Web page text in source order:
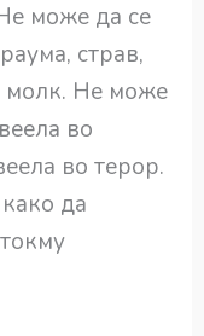
може да се
страв,
молк. Не може
во
во терор.
да